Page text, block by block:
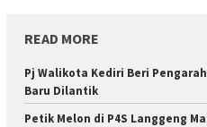
READ MORE
Pj Walikota Kediri Beri
Baru Dilantik
Petik Melon di P4S Langgeng